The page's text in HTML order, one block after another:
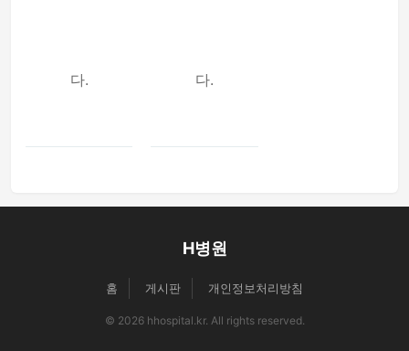
다. 다.
H병원
홈 게시판 개인정보처리방침
© 2026 hhospital.kr. All rights reserved.